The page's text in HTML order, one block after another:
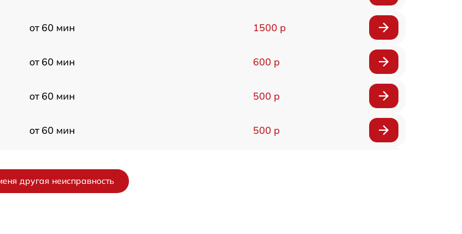
от 60 мин 1500 р
от 60 мин 600 р
от 60 мин 500 р
от 60 мин 500 р
другая неисправность